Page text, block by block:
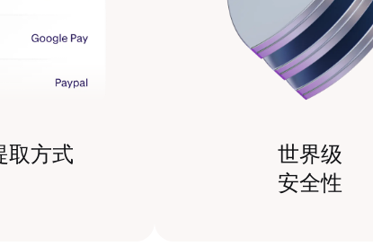
取方式
世界级
安全性